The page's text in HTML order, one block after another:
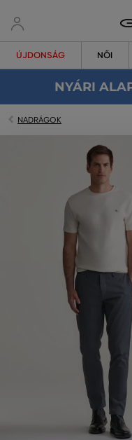
ÚJDONSÁG NŐI
NYÁRI
NADRÁGOK